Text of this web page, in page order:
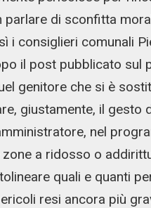
di sconfitta
i consiglieri comunali
il post pubblicato sul
genitore che si è
giustamente, il gesto
nel
a ridosso o
quali e quanti
resi ancora più